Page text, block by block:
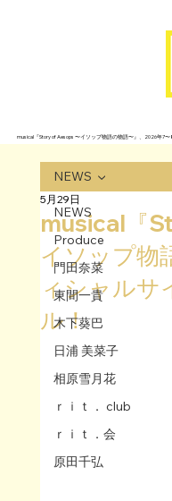
musical『Story of Aesops 〜イソップ物語の物語〜』、2026年7〜
NEWS
Produce
門田奈菜
東間一貴
木下葵巴
日浦 美菜子
相原雪月花
ｒｉｔ． club
ｒｉｔ．会
原田千弘
NEWS
musical『
イソップ物
ィシャルサ
ル！
5月29日